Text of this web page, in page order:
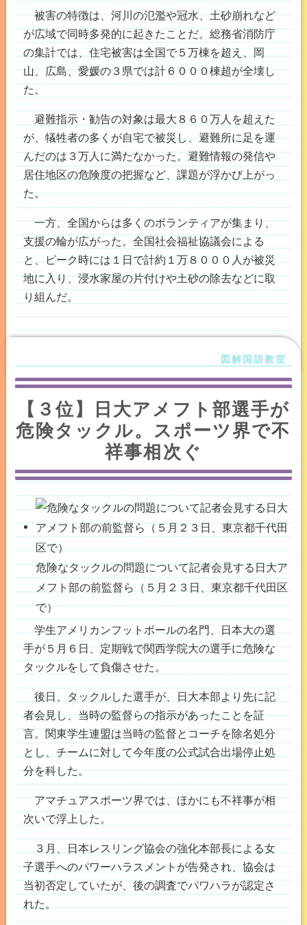
被害の特徴は、河川の氾濫や冠水、土砂崩れなど
が広域で同時多発的に起きたことだ。総務省消防庁
の集計では、住宅被害は全国で５万棟を超え、岡
山、広島、愛媛の３県では計６０００棟超が全壊し
た。
避難指示・勧告の対象は最大８６０万人を超えた
が、犠牲者の多くが自宅で被災し、避難所に足を運
んだのは３万人に満たなかった。避難情報の発信や
居住地区の危険度の把握など、課題が浮かび上がっ
た。
一方、全国からは多くのボランティアが集まり、
支援の輪が広がった。全国社会福祉協議会による
と、ピーク時には１日で計約１万８０００人が被災
地に入り、浸水家屋の片付けや土砂の除去などに取
り組んだ。
【３位】日大アメフト部選手が
危険タックル。スポーツ界で不
祥事相次ぐ
危険なタックルの問題について記者会見する日大ア
メフト部の前監督ら（５月２３日、東京都千代田区
で）
学生アメリカンフットボールの名門、日本大の選
手が５月６日、定期戦で関西学院大の選手に危険な
タックルをして負傷させた。
後日、タックルした選手が、日大本部より先に記
者会見し、当時の監督らの指示があったことを証
言。関東学生連盟は当時の監督とコーチを除名処分
とし、チームに対して今年度の公式試合出場停止処
分を科した。
アマチュアスポーツ界では、ほかにも不祥事が相
次いで浮上した。
３月、日本レスリング協会の強化本部長による女
子選手へのパワーハラスメントが告発され、協会は
当初否定していたが、後の調査でパワハラが認定さ
れた。